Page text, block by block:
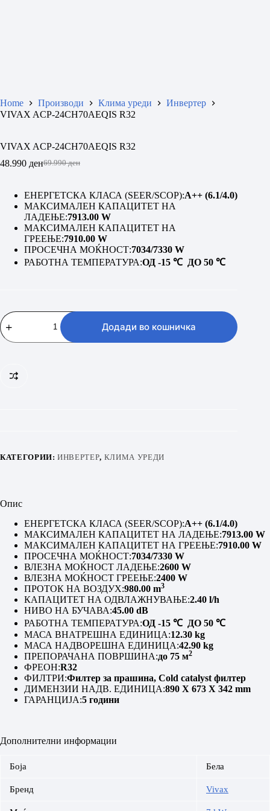
Home Производи Клима уреди
Инвертер
VIVAX ACP-24CH70AEQIS R32
VIVAX ACP-24CH70AEQIS R32
69.990ден
Original
69.990 ден.
48.990 денCurrent
48.990 ден.
ЕНЕРГЕТСКА КЛАСА (SEER/SCOP):A++ (6.1/4.0)
МАКСИМАЛЕН КАПАЦИТЕТ НА
ЛАДЕЊЕ:7913.00 W
МАКСИМАЛЕН КАПАЦИТЕТ НА
ГРЕЕЊЕ:7910.00 W
ПРОСЕЧНА МОЌНОСТ:7034/7330 W
РАБОТНА ТЕМПЕРАТУРА:ОД -15 ℃ДО 50 ℃
VIVAX
ACP-
24CH70AEQIS
Додади во кошничка
КАТЕГОРИИ:ИНВЕРТЕР, КЛИМА УРЕДИ
Опис
ЕНЕРГЕТСКА КЛАСА (SEER/SCOP):A++ (6.1/4.0)
МАКСИМАЛЕН КАПАЦИТЕТ НА ЛАДЕЊЕ:7913.00 W
МАКСИМАЛЕН КАПАЦИТЕТ НА ГРЕЕЊЕ:7910.00 W
ПРОСЕЧНА МОЌНОСТ:7034/7330 W
ВЛЕЗНА МОЌНОСТ ЛАДЕЊЕ:2600 W
ВЛЕЗНА МОЌНОСТ ГРЕЕЊЕ:2400 W
ПРОТОК НА ВОЗДУХ:980.00 m3
КАПАЦИТЕТ НА ОДВЛАЖНУВАЊЕ:2.40 l/h
НИВО НА БУЧАВА:45.00 dB
РАБОТНА ТЕМПЕРАТУРА:ОД -15 ℃ДО 50 ℃
МАСА ВНАТРЕШНА ЕДИНИЦА:12.30 kg
МАСА НАДВОРЕШНА ЕДИНИЦА:42.90 kg
ПРЕПОРАЧАНА ПОВРШИНА:до 75 м2
ФРЕОН:R32
ФИЛТРИ:Филтер за прашина, Cold catalyst филтер
ДИМЕНЗИИ НАДВ. ЕДИНИЦА:890 X 673 X 342 mm
ГАРАНЦИЈА:5 години
Дополнителни информации
Боја Бела
Бренд Vivax